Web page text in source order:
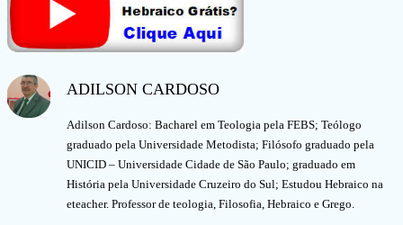
ADILSON CARDOSO
Adilson Cardoso: Bacharel em Teologia pela FEBS; Teólogo
graduado pela Universidade Metodista; Filósofo graduado pela
UNICID – Universidade Cidade de São Paulo; graduado em
História pela Universidade Cruzeiro do Sul; Estudou Hebraico na
eteacher. Professor de teologia, Filosofia, Hebraico e Grego.